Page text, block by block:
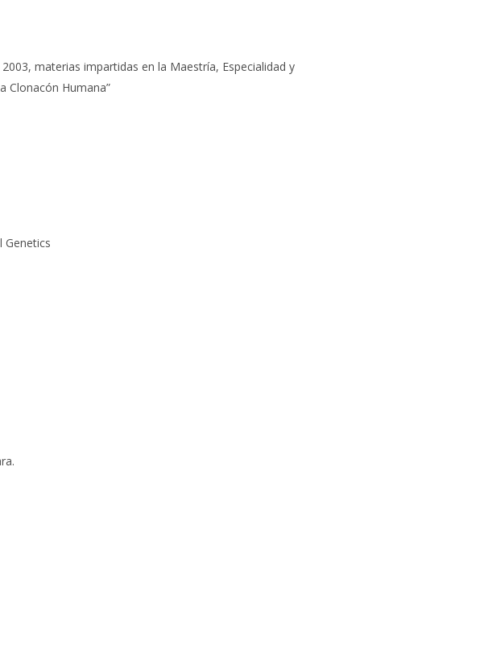
materias impartidas en la Maestría, Especialidad y
Clonacón Humana”
Genetics